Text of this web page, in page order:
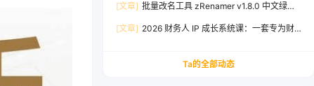
出百单
[文章] 批量改名工具 zRenamer v1.8.0 中文绿色
[文章] 2026 财务人 IP 成长系统课：一套专为财
Ta的全部动态